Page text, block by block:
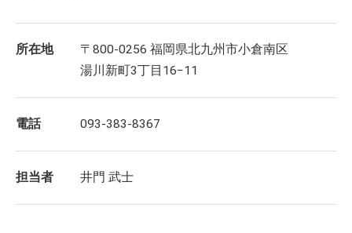
所在地
〒800-0256 福岡県北九州市小倉南区
湯川新町3丁目16−11
電話 093-383-8367
担当者 井門 武士